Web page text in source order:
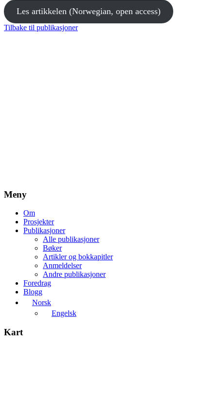
Les artikkelen (Norwegian, open access)
Tilbake til publikasjoner
Meny
Om
Prosjekter
Publikasjoner
Alle publikasjoner
Bøker
Artikler og bokkapitler
Anmeldelser
Andre publikasjoner
Foredrag
Blogg
Norsk
Engelsk
Kart